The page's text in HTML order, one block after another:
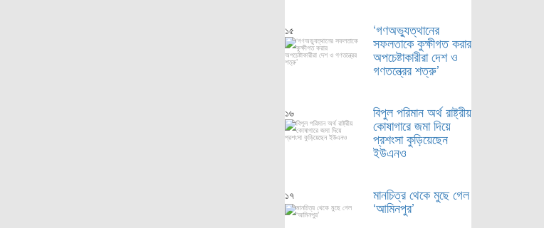
১৫ ‘গণঅভ্যুত্থানের
সফলতাকে কুক্ষীগত করার
অপচেষ্টাকারীরা দেশ ও
গণতন্ত্রের শত্রু’
১৬ বিপুল পরিমান অর্থ রাষ্ট্রীয়
কোষাগারে জমা দিয়ে
প্রশংসা কুড়িয়েছেন
ইউএনও
১৭ মানচিত্র থেকে মুছে গেল
‘আমিনপুর’